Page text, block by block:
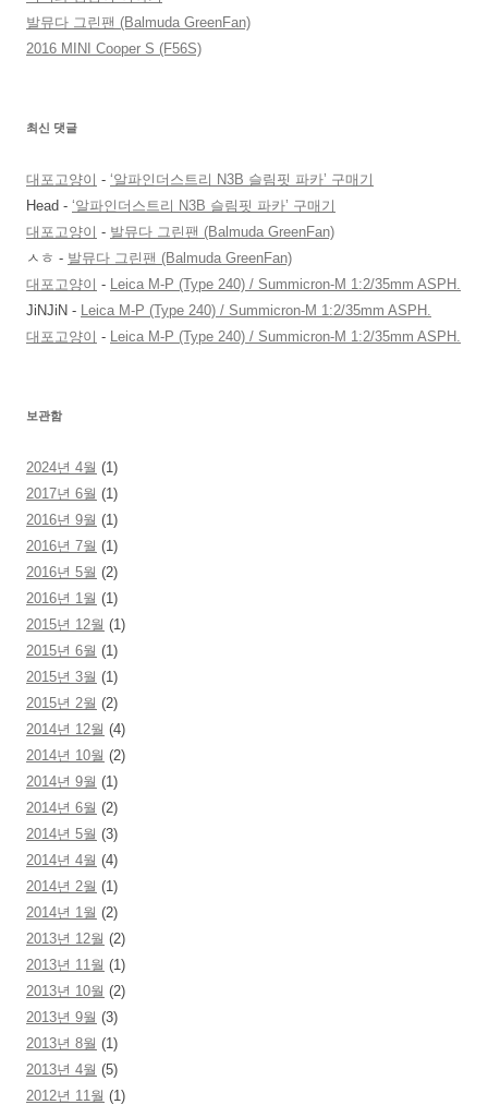
발뮤다 그린팬 (Balmuda GreenFan)
2016 MINI Cooper S (F56S)
최신 댓글
대포고양이 - ‘알파인더스트리 N3B 슬림핏 파카’ 구매기
Head - ‘알파인더스트리 N3B 슬림핏 파카’ 구매기
대포고양이 - 발뮤다 그린팬 (Balmuda GreenFan)
ㅅㅎ - 발뮤다 그린팬 (Balmuda GreenFan)
대포고양이 - Leica M-P (Type 240) / Summicron-M 1:2/35mm ASPH.
JiNJiN - Leica M-P (Type 240) / Summicron-M 1:2/35mm ASPH.
대포고양이 - Leica M-P (Type 240) / Summicron-M 1:2/35mm ASPH.
보관함
2024년 4월 (1)
2017년 6월 (1)
2016년 9월 (1)
2016년 7월 (1)
2016년 5월 (2)
2016년 1월 (1)
2015년 12월 (1)
2015년 6월 (1)
2015년 3월 (1)
2015년 2월 (2)
2014년 12월 (4)
2014년 10월 (2)
2014년 9월 (1)
2014년 6월 (2)
2014년 5월 (3)
2014년 4월 (4)
2014년 2월 (1)
2014년 1월 (2)
2013년 12월 (2)
2013년 11월 (1)
2013년 10월 (2)
2013년 9월 (3)
2013년 8월 (1)
2013년 4월 (5)
2012년 11월 (1)